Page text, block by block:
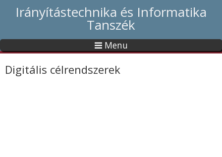
Irányítástechnika és Informatika
Tanszék
Menu
Digitális célrendszerek